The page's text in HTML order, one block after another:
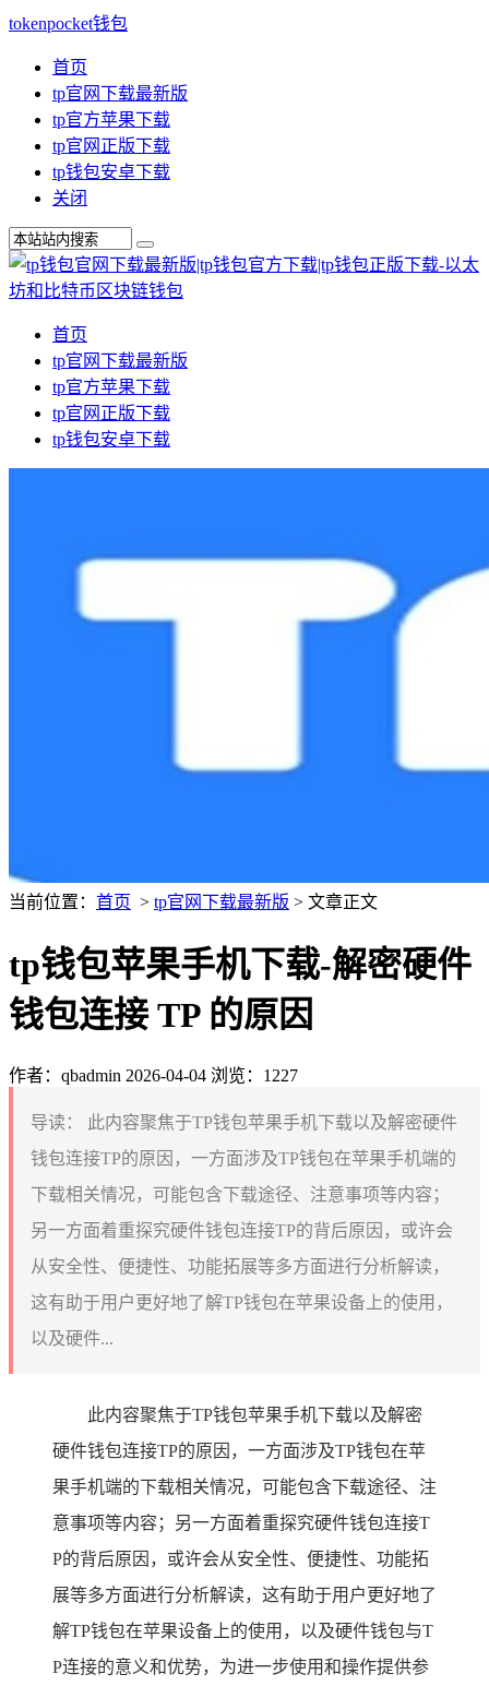
tokenpocket钱包
首页
tp官网下载最新版
tp官方苹果下载
tp官网正版下载
tp钱包安卓下载
关闭
首页
tp官网下载最新版
tp官方苹果下载
tp官网正版下载
tp钱包安卓下载
当前位置： 首页 > tp官网下载最新版 > 文章正文
tp钱包苹果手机下载-解密硬件
钱包连接 TP 的原因
作者：qbadmin 2026-04-04 浏览：1227
导读：
此内容聚焦于TP钱包苹果手机下载以及解密硬件
钱包连接TP的原因，一方面涉及TP钱包在苹果手机端的
下载相关情况，可能包含下载途径、注意事项等内容；
另一方面着重探究硬件钱包连接TP的背后原因，或许会
从安全性、便捷性、功能拓展等多方面进行分析解读，
这有助于用户更好地了解TP钱包在苹果设备上的使用，
以及硬件...
此内容聚焦于TP钱包苹果手机下载以及解密
硬件钱包连接TP的原因，一方面涉及TP钱包在苹
果手机端的下载相关情况，可能包含下载途径、注
意事项等内容；另一方面着重探究硬件钱包连接T
P的背后原因，或许会从安全性、便捷性、功能拓
展等多方面进行分析解读，这有助于用户更好地了
解TP钱包在苹果设备上的使用，以及硬件钱包与T
P连接的意义和优势，为进一步使用和操作提供参